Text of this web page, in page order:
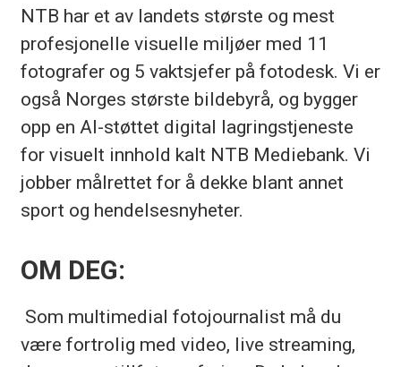
journalister og fotografer redaksjonelt
innhold til nærmere 200 medier.
Samfunnsoppdraget vårt er å gi rask
og pålitelig oversikt over de viktigste
nyhetene.
Bildearkivet vårt inneholder historiske
bilder tilbake til 1800-tallet og
representerer Norges visuelle
nyhetshukommelse. Med over 300
millioner bilder, videoer og grafikker er
vi Nordens største bildebyrå.
NTB har et av landets største og mest
profesjonelle visuelle miljøer med 11
fotografer og 5 vaktsjefer på fotodesk. Vi er
også Norges største bildebyrå, og bygger
opp en AI-støttet digital lagringstjeneste
for visuelt innhold kalt NTB Mediebank. Vi
jobber målrettet for å dekke blant annet
sport og hendelsesnyheter.
OM DEG:
Som multimedial fotojournalist må du
være fortrolig med video, live streaming,